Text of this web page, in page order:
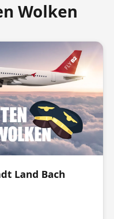
Wolken
Land Bach